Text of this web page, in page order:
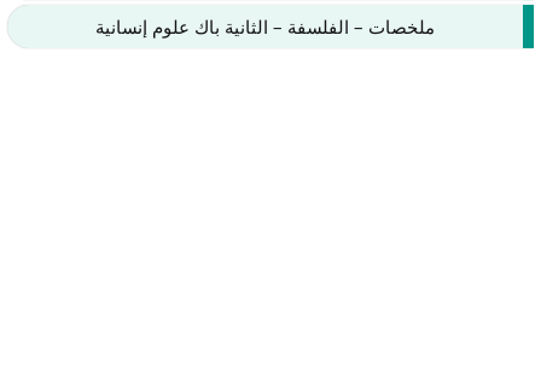
ملخصات – الفلسفة – الثانية باك علوم إنسانية